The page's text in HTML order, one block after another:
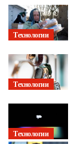
Технологии
Технологии
Технологии